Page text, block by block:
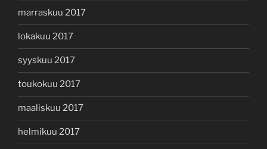
marraskuu 2017
lokakuu 2017
syyskuu 2017
toukokuu 2017
maaliskuu 2017
helmikuu 2017